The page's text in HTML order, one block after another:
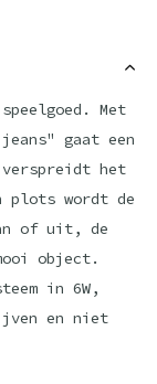
Met
gaat een
verspreidt het
plots wordt de
of uit, de
object.
in 6W,
en niet